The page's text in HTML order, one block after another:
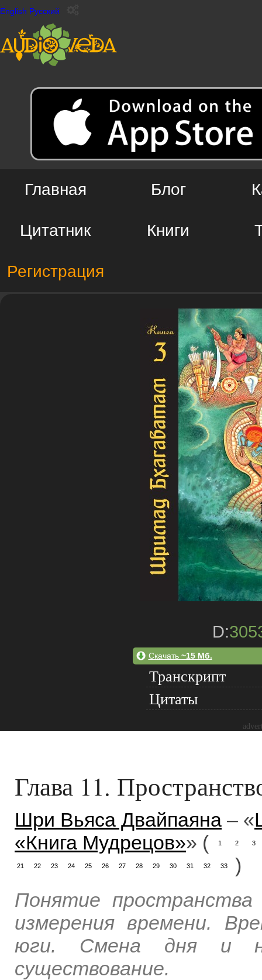
English Русский
Главная Блог
Цитатник Книги
Регистрация
D:
Скачать ~15 Мб.
Транскрипт
Цитаты
Глава 11.
Шри Вьяса Двайпаяна – «
«Книга Мудрецов»» ( 1 2 3
21 22 23 24 25 26 27 28 29 30 31 32 33
)
Понятие
измерения времени.
юги. Смена дня и
существование.